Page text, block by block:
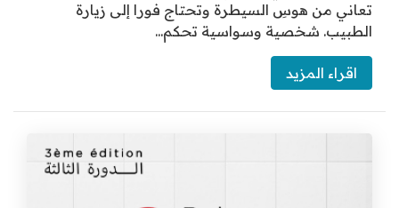
تعاني من هوسِ السيطرة وتحتاج فورا إلى زيارة
الطبيب. شخصية وسواسية تحكم...
اقراء المزيد